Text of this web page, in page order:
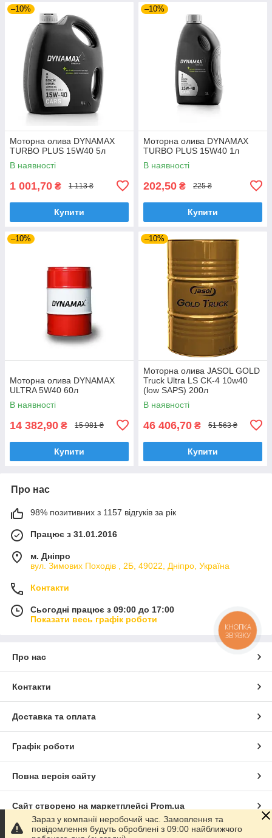
–10%
Моторна олива DYNAMAX
TURBO PLUS 15W40 5л
В наявності
1 001,70 ₴ 1 113 ₴
Купити
–10%
Моторна олива DYNAMAX
TURBO PLUS 15W40 1л
В наявності
202,50 ₴ 225 ₴
Купити
–10%
Моторна олива DYNAMAX
ULTRA 5W40 60л
В наявності
14 382,90 ₴ 15 981 ₴
Купити
–10%
Моторна олива JASOL GOLD
Truck Ultra LS CK-4 10w40
(low SAPS) 200л
В наявності
46 406,70 ₴ 51 563 ₴
Купити
Про нас
98% позитивних з 1157 відгуків за рік
Працює з 31.01.2016
м. Дніпро
вул. Зимових Походiв , 2Б, 49022, Дніпро, Україна
Контакти
Сьогодні працює з 09:00 до 17:00
Показати весь графік роботи
Про нас
Контакти
Доставка та оплата
Графік роботи
Повна версія сайту
Сайт створено на маркетплейсі Prom.ua
Політика конфіденційності
Зараз у компанії неробочий час. Замовлення та
повідомлення будуть оброблені з 09:00 найближчого
КНОПКА
ЗВ'ЯЗКУ